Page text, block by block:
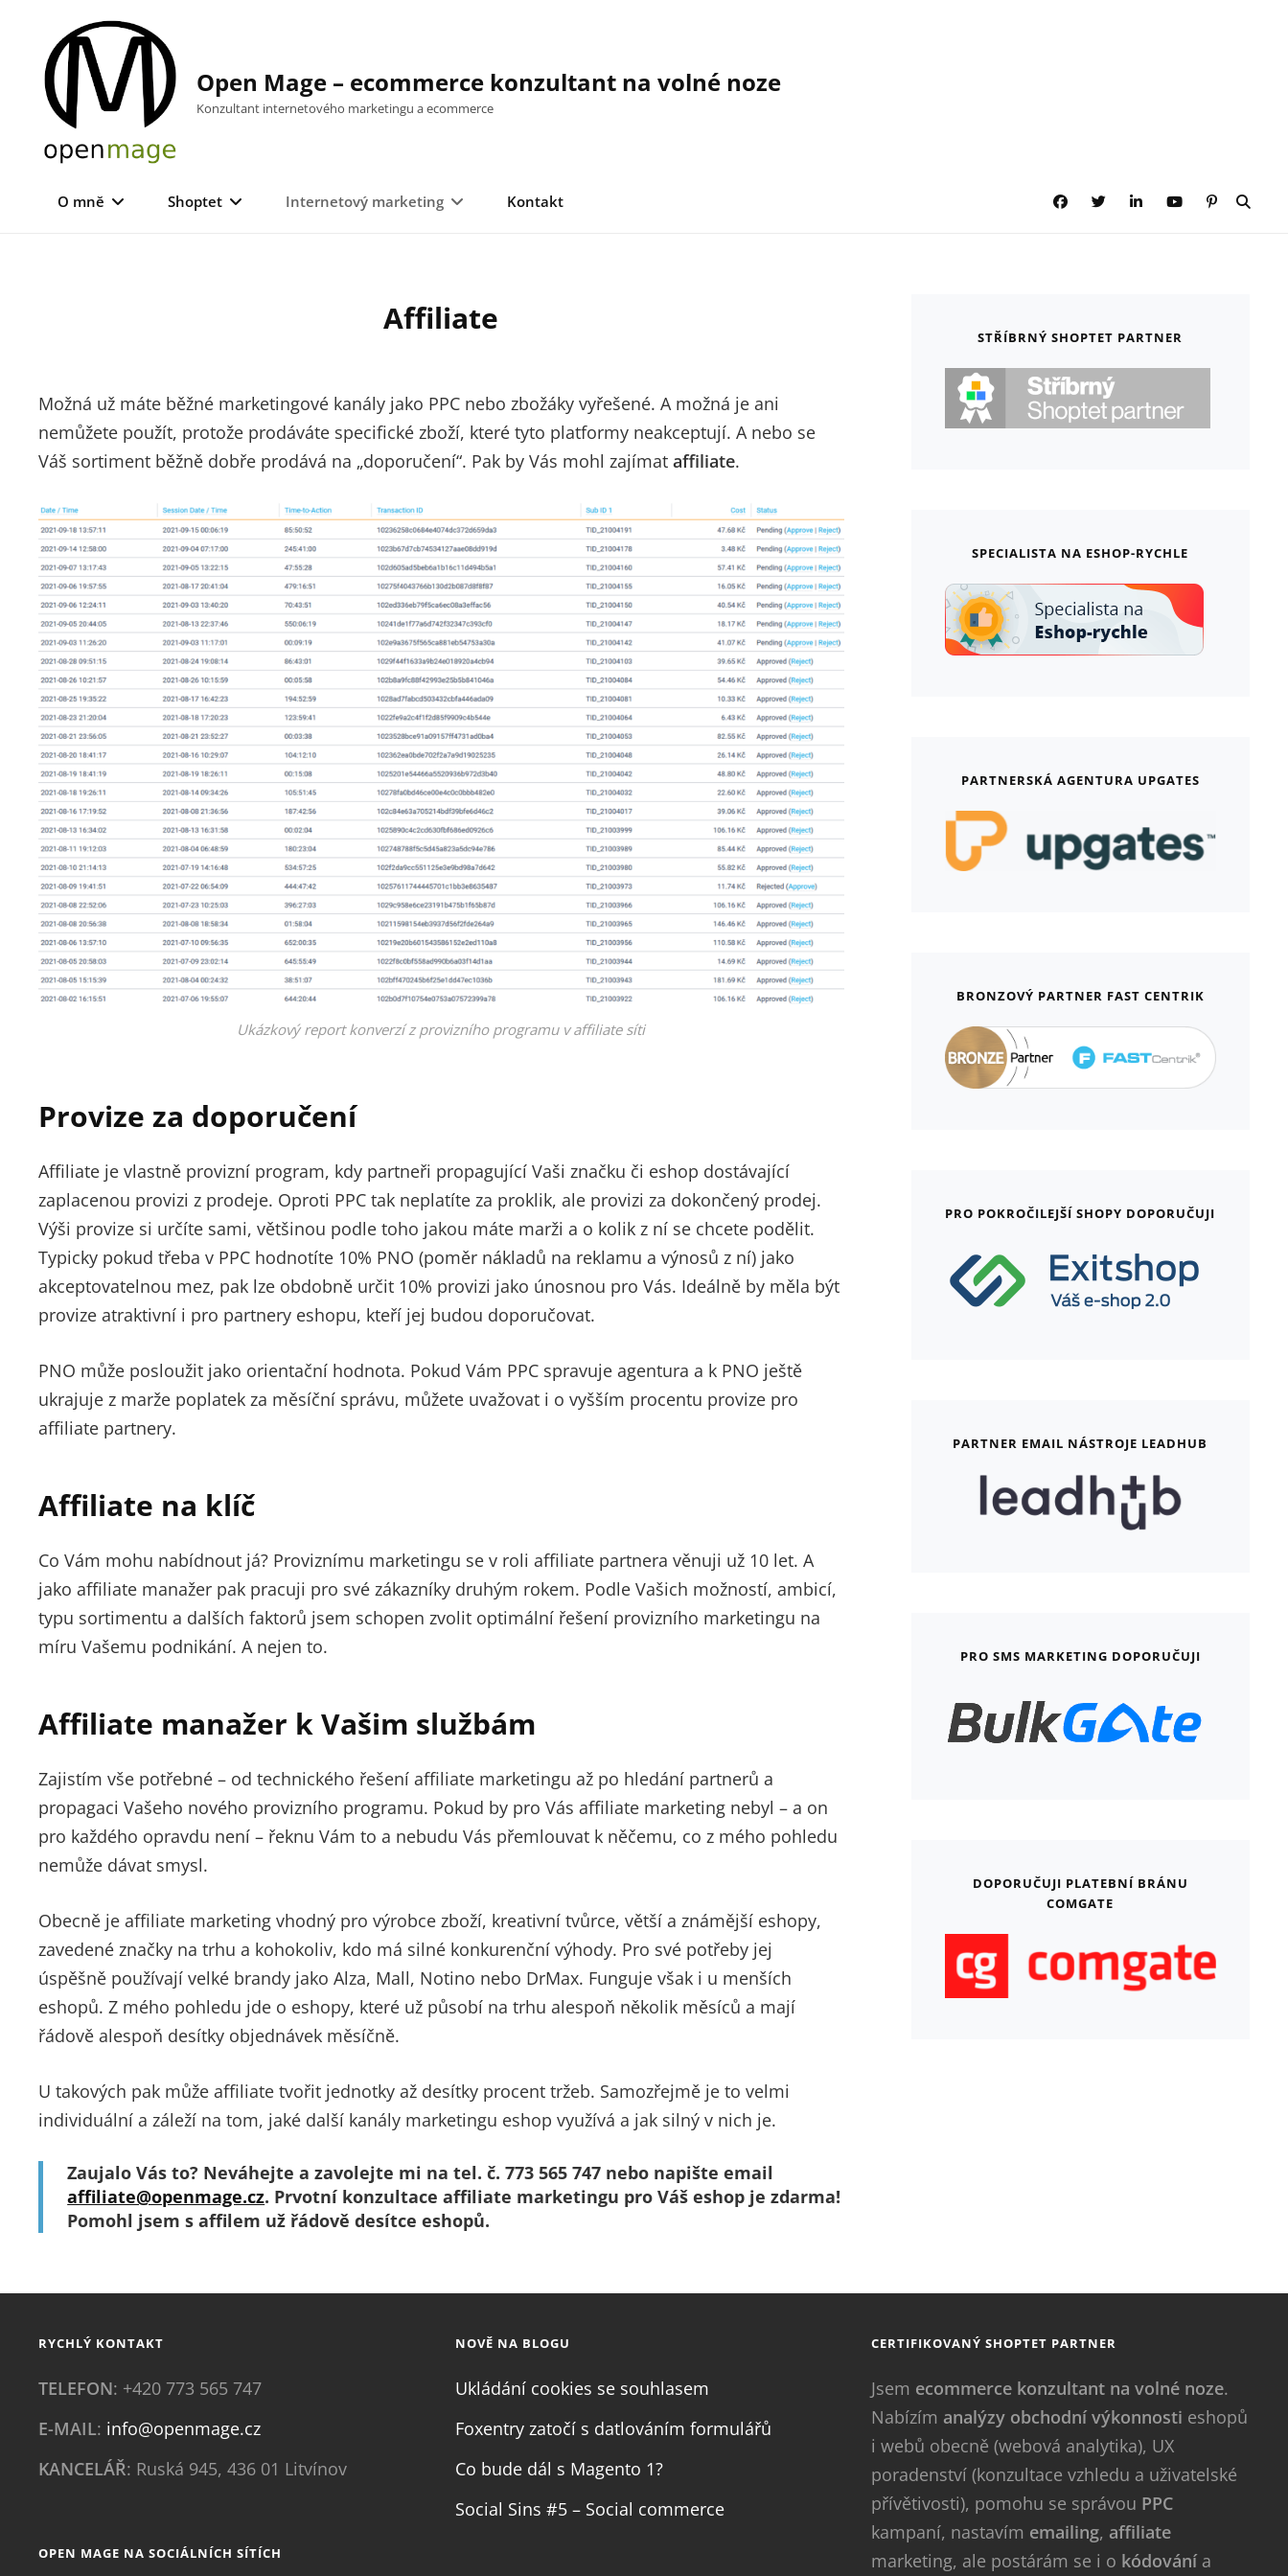
content
Open Mage – ecommerce konzultant na volné noze
Konzultant internetového marketingu a ecommerce
O mně Shoptet Internetový marketing Kontakt Facebook
TwitterLinkedInYouTubePinterest
Affiliate
Puffler,
Možná už máte běžné marketingové kanály jako PPC nebo zbožáky vyřešené. A možná je ani
nemůžete použít, protože prodáváte specifické zboží, které tyto platformy neakceptují. A nebo se
Váš sortiment běžně dobře prodává na „doporučení“. Pak by Vás mohl zajímat affiliate.
Ukázkový report konverzí z provizního programu v affiliate síti
Provize za doporučení
Affiliate je vlastně provizní program, kdy partneři propagující Vaši značku či eshop dostávající
zaplacenou provizi z prodeje. Oproti PPC tak neplatíte za proklik, ale provizi za dokončený prodej.
Výši provize si určíte sami, většinou podle toho jakou máte marži a o kolik z ní se chcete podělit.
Typicky pokud třeba v PPC hodnotíte 10% PNO (poměr nákladů na reklamu a výnosů z ní) jako
akceptovatelnou mez, pak lze obdobně určit 10% provizi jako únosnou pro Vás. Ideálně by měla být
provize atraktivní i pro partnery eshopu, kteří jej budou doporučovat.
PNO může posloužit jako orientační hodnota. Pokud Vám PPC spravuje agentura a k PNO ještě
ukrajuje z marže poplatek za měsíční správu, můžete uvažovat i o vyšším procentu provize pro
affiliate partnery.
Affiliate na klíč
Co Vám mohu nabídnout já? Proviznímu marketingu se v roli affiliate partnera věnuji už 10 let. A
jako affiliate manažer pak pracuji pro své zákazníky druhým rokem. Podle Vašich možností, ambicí,
typu sortimentu a dalších faktorů jsem schopen zvolit optimální řešení provizního marketingu na
míru Vašemu podnikání. A nejen to.
Affiliate manažer k Vašim službám
Zajistím vše potřebné – od technického řešení affiliate marketingu až po hledání partnerů a
propagaci Vašeho nového provizního programu. Pokud by pro Vás affiliate marketing nebyl – a on
pro každého opravdu není – řeknu Vám to a nebudu Vás přemlouvat k něčemu, co z mého pohledu
nemůže dávat smysl.
Obecně je affiliate marketing vhodný pro výrobce zboží, kreativní tvůrce, větší a známější eshopy,
zavedené značky na trhu a kohokoliv, kdo má silné konkurenční výhody. Pro své potřeby jej
úspěšně používají velké brandy jako Alza, Mall, Notino nebo DrMax. Funguje však i u menších
eshopů. Z mého pohledu jde o eshopy, které už působí na trhu alespoň několik měsíců a mají
řádově alespoň desítky objednávek měsíčně.
U takových pak může affiliate tvořit jednotky až desítky procent tržeb. Samozřejmě je to velmi
individuální a záleží na tom, jaké další kanály marketingu eshop využívá a jak silný v nich je.
Zaujalo Vás to? Neváhejte a zavolejte mi na tel. č. 773 565 747 nebo napište email
affiliate@openmage.cz. Prvotní konzultace affiliate marketingu pro Váš eshop je zdarma!
Pomohl jsem s affilem už řádově desítce eshopů.
STŘÍBRNÝ SHOPTET PARTNER
SPECIALISTA NA ESHOP-RYCHLE
PARTNERSKÁ AGENTURA UPGATES
BRONZOVÝ PARTNER FAST CENTRIK
PRO POKROČILEJŠÍ SHOPY DOPORUČUJI
PARTNER EMAIL NÁSTROJE LEADHUB
PRO SMS MARKETING DOPORUČUJI
DOPORUČUJI PLATEBNÍ BRÁNU
COMGATE
RYCHLÝ KONTAKT
TELEFON: +420 773 565 747
E-MAIL: info@openmage.cz
KANCELÁŘ: Ruská 945, 436 01 Litvínov
OPEN MAGE NA SOCIÁLNÍCH SÍTÍCH
NOVĚ NA BLOGU
Ukládání cookies se souhlasem
Foxentry zatočí s datlováním formulářů
Co bude dál s Magento 1?
Social Sins #5 – Social commerce
CERTIFIKOVANÝ SHOPTET PARTNER
Jsem ecommerce konzultant na volné noze.
Nabízím analýzy obchodní výkonnosti eshopů
i webů obecně (webová analytika), UX
poradenství (konzultace vzhledu a uživatelské
přívětivosti), pomohu se správou PPC
kampaní, nastavím emailing, affiliate
marketing, ale postárám se i o kódovánía